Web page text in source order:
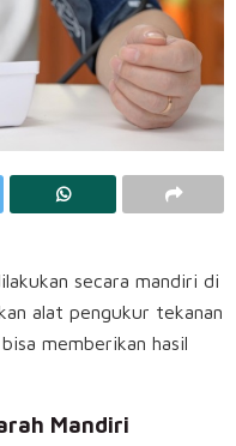
secara mandiri di
alat pengukur tekanan
memberikan hasil
Mandiri